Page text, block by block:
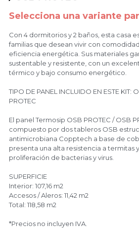
contacto
Selecciona una variante
Con 4 dormitorios y 2 baños, esta casa
familias que desean vivir con
eficiencia energética. Sus materiales
sustentable y resistente, con un
térmico y bajo consumo energético.
TIPO DE PANEL INCLUIDO EN ESTE KIT:
PROTEC
El panel Termosip OSB PROTEC / OSB
compuesto por dos tableros OSB
antimicrobiana Copptech a base de
presenta una alta resistencia a termitas
proliferación de bacterias y virus.
SUPERFICIE
Interior: 107,16 m2
Accesos / Aleros: 11,42 m2
Total: 118,58 m2
*Precios no incluyen IVA.